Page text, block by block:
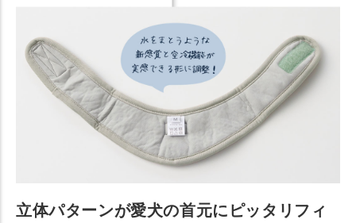
立体パターンが愛犬の首元にピッタリフィ